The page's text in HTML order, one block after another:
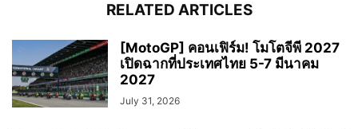
RELATED ARTICLES
[MotoGP] คอนเฟิร์ม! โมโตจีพี 2027
เปิดฉากที่ประเทศไทย 5-7 มีนาคม
2027
July 31, 2026